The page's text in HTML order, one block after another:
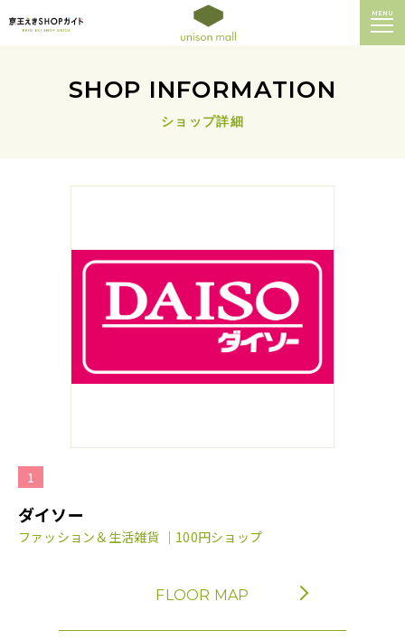
MENU
SHOP INFORMATION
ショップ詳細
1
ダイソー
ファッション＆生活雑貨 ｜100円ショップ
FLOOR MAP